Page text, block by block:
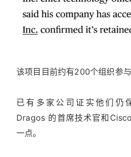
该项目目前约有200个组织参与
已有多家公司证实他们仍
Dragos 的首席技术官和
一点。